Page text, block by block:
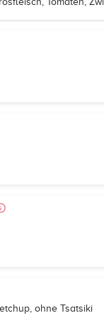
ohne Tsatsiki